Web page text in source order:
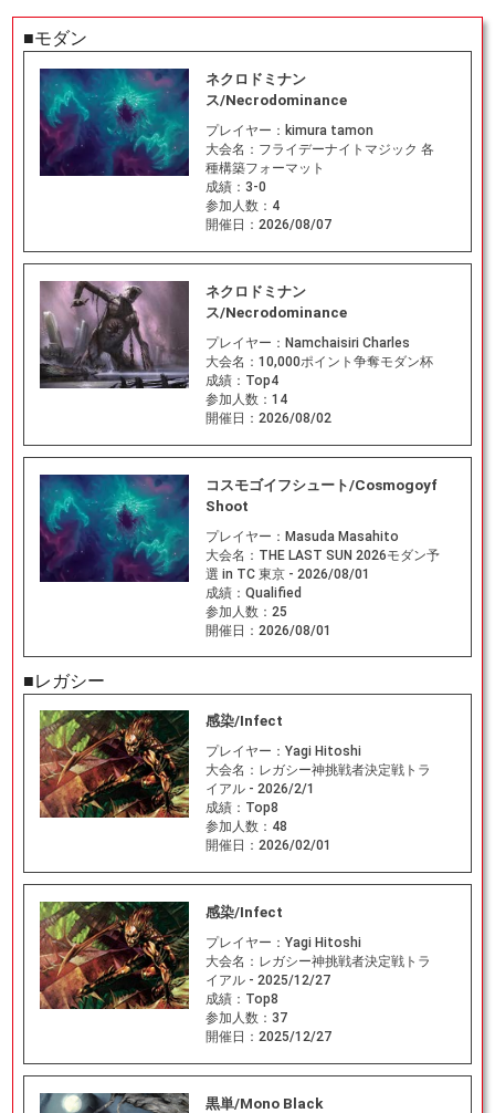
■モダン
ネクロドミナン
ス/Necrodominance
プレイヤー： kimura tamon
大会名： フライデーナイトマジック 各
種構築フォーマット
成績： 3-0
参加人数： 4
開催日： 2026/08/07
ネクロドミナン
ス/Necrodominance
プレイヤー： Namchaisiri Charles
大会名： 10,000ポイント争奪モダン杯
成績： Top4
参加人数： 14
開催日： 2026/08/02
コスモゴイフシュート/Cosmogoyf
Shoot
プレイヤー： Masuda Masahito
大会名： THE LAST SUN 2026モダン予
選 in TC 東京 - 2026/08/01
成績： Qualified
参加人数： 25
開催日： 2026/08/01
■レガシー
感染/Infect
プレイヤー： Yagi Hitoshi
大会名： レガシー神挑戦者決定戦トラ
イアル - 2026/2/1
成績： Top8
参加人数： 48
開催日： 2026/02/01
感染/Infect
プレイヤー： Yagi Hitoshi
大会名： レガシー神挑戦者決定戦トラ
イアル - 2025/12/27
成績： Top8
参加人数： 37
開催日： 2025/12/27
黒単/Mono Black